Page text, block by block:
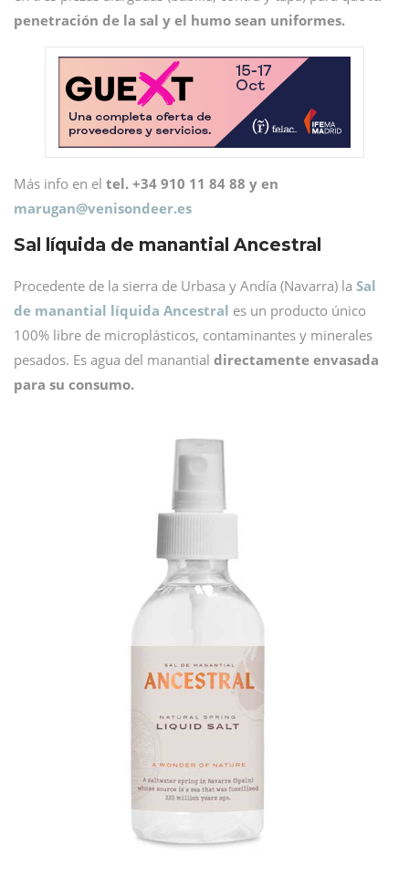
penetración de la sal y el humo sean uniformes.
Más info en el tel. +34 910 11 84 88 y en
marugan@venisondeer.es
Sal líquida de manantial Ancestral
Procedente de la sierra de Urbasa y Andía (Navarra) la Sal
de manantial líquida Ancestral es un producto único
100% libre de microplásticos, contaminantes y minerales
pesados. Es agua del manantial directamente envasada
para su consumo.